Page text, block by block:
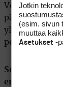
Verchenovan
yllätyshopeaa
pelanneen
Jotkin
(esim. sivun
muuttaa
Asetukset -